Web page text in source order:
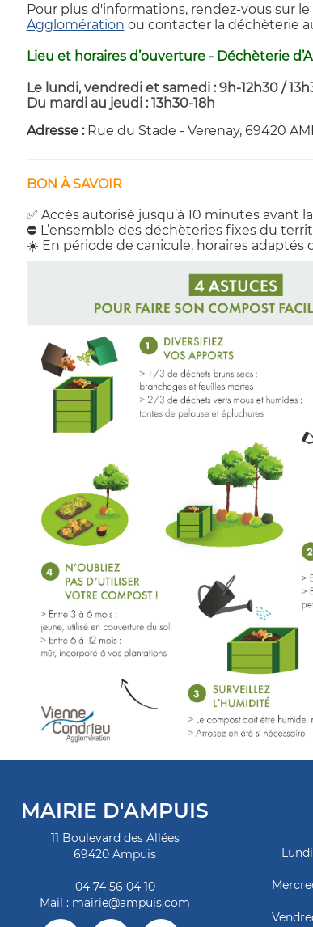
Pour plus d'informations, rendez-vous sur le
Agglomération ou contacter la déchèterie
Lieu et horaires d’ouverture - Déchèterie
Le lundi, vendredi et samedi :9h-12h30 /
Du mardi au jeudi :13h30-18h
Adresse : Rue du Stade - Verenay, 69420
BON À SAVOIR
✅ Accès autorisé jusqu’à 10 minutes avant
⛔ L’ensemble des déchèteries fixes du
☀️ En période de canicule, horaires adaptés
MAIRIE D'AMPUIS
11 Boulevard des Allées
69420 Ampuis
04 74 56 04 10
Mail : mairie@ampuis.com